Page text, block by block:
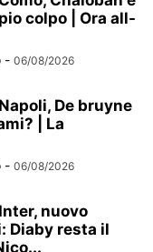
colpo | Ora all-
- 06/08/2026
De bruyne
| La
- 06/08/2026
nuovo
Diaby resta il